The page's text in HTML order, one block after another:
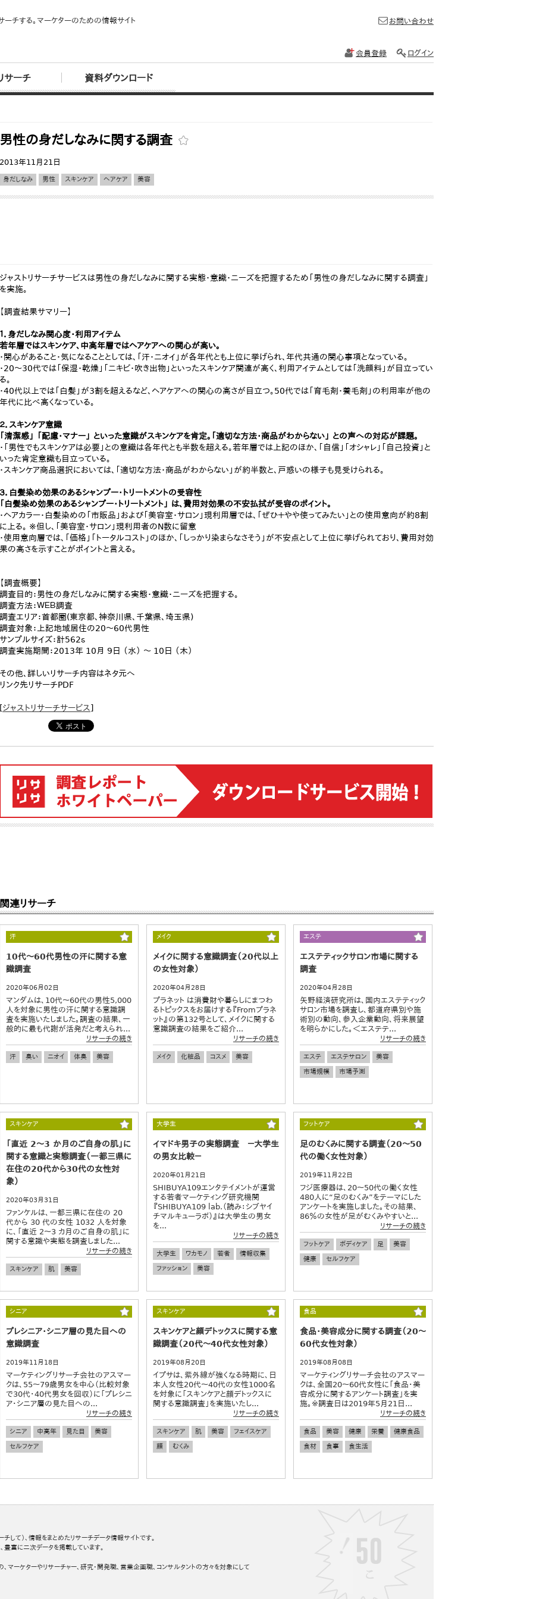
ーチする。マーケターのための情報サイト
サーチ 資料ダウンロード
お問い合わせ
会員登録 ログイン
男性の身だしなみに関する調査
2013年11月21日
身だしなみ 男性 スキンケア ヘアケア 美容
ジャストリサーチサービスは男性の身だしなみに関する実態・意識・ニーズを把握するため「男性の身だしなみに関する調査」
を実施。
【調査結果サマリー】
１．身だしなみ関心度・利用アイテム
若年層ではスキンケア、中高年層ではヘアケアへの関心が高い。
・関心があること・気になることとしては、「汗・ニオイ」が各年代とも上位に挙げられ、年代共通の関心事項となっている。
・20～30代では「保湿・乾燥」「ニキビ・吹き出物」といったスキンケア関連が高く、利用アイテムとしては「洗顔料」が目立ってい
る。
・40代以上では「白髪」が3割を超えるなど、ヘアケアへの関心の高さが目立つ。50代では「育毛剤・養毛剤」の利用率が他の
年代に比べ高くなっている。
２．スキンケア意識
「清潔感」 「配慮・マナー」 といった意識がスキンケアを肯定。「適切な方法・商品がわからない」 との声への対応が課題。
・「男性でもスキンケアは必要」との意識は各年代とも半数を超える。若年層では上記のほか、「自信」「オシャレ」「自己投資」と
いった肯定意識も目立っている。
・スキンケア商品選択においては、「適切な方法・商品がわからない」が約半数と、戸惑いの様子も見受けられる。
３．白髪染め効果のあるシャンプー・トリートメントの受容性
「白髪染め効果のあるシャンプー・トリートメント」 は、費用対効果の不安払拭が受容のポイント。
・ヘアカラー・白髪染めの「市販品」および「美容室・サロン」現利用層では、「ぜひ＋やや使ってみたい」との使用意向が約8割
に上る。 ※但し、「美容室・サロン」現利用者のN数に留意
・使用意向層では、「価格」「トータルコスト」のほか、「しっかり染まらなさそう」が不安点として上位に挙げられており、費用対効
果の高さを示すことがポイントと言える。
【調査概要】
調査目的：男性の身だしなみに関する実態・意識・ニーズを把握する。
調査方法：ＷＥＢ調査
調査エリア：首都圏(東京都、神奈川県、千葉県、埼玉県)
調査対象：上記地域居住の20～60代男性
サンプルサイズ：計562ｓ
調査実施期間：2013年 10月 9日 （水） ～ 10日 （木）
その他、詳しいリサーチ内容はネタ元へ
リンク先リサーチPDF
[ジャストリサーチサービス]
関連リサーチ
汗
10代～60代男性の汗に関する意
識調査
2020年06月02日
マンダムは、10代～60代の男性5,000
人を対象に男性の汗に関する意識調
査を実施いたしました。調査の結果、一
般的に最も代謝が活発だと考えられ...
リサーチの続き
汗 臭い ニオイ 体臭 美容
メイク
メイクに関する意識調査（20代以上
の女性対象）
2020年04月28日
プラネット は消費財や暮らしにまつわ
るトピックスをお届けする『Fromプラネ
ット』の第132号として、メイクに関する
意識調査の結果をご紹介...
リサーチの続き
メイク 化粧品 コスメ 美容
エステ
エステティックサロン市場に関する
調査
2020年04月28日
矢野経済研究所は、国内エステティック
サロン市場を調査し、都道府県別や施
術別の動向、参入企業動向、将来展望
を明らかにした。＜エステテ...
リサーチの続き
エステ エステサロン
美容
市場規模
市場予測
スキンケア
「直近 2～3 か月のご自身の肌」に
関する意識と実態調査（一都三県に
在住の20代から30代の女性対
象）
2020年03月31日
ファンケルは、一都三県に在住の 20
代から 30 代の女性 1032 人を対象
に、「直近 2～3 カ月のご自身の肌」に
関する意識や実態を調査しました...
リサーチの続き
スキンケア 肌 美容
大学生
イマドキ男子の実態調査 －大学生
の男女比較－
2020年01月21日
SHIBUYA109エンタテイメントが運営
する若者マーケティング研究機関
『SHIBUYA109 lab.（読み：シブヤイ
チマルキューラボ）』は大学生の男女
を...
リサーチの続き
大学生 ワカモノ 若者
情報収集
ファッション
美容
フットケア
足のむくみに関する調査（20～50
代の働く女性対象）
2019年11月22日
フジ医療器は、20～50代の働く女性
480人に“足のむくみ”をテーマにした
アンケートを実施しました。その結果、
86％の女性が足がむくみやすいと...
リサーチの続き
フットケア ボディケア 足
美容
健康
セルフケア
シニア
プレシニア・シニア層の見た目への
意識調査
2019年11月18日
マーケティングリサーチ会社のアスマー
クは、55～79歳男女を中心（比較対象
で30代・40代男女を回収）に「プレシニ
ア・シニア層の見た目への...
リサーチの続き
シニア 中高年 見た目
美容
セルフケア
スキンケア
スキンケアと顔デトックスに関する意
識調査（20代～40代女性対象）
2019年08月20日
イプサは、紫外線が強くなる時期に、日
本人女性20代～40代の女性1000名
を対象に「スキンケアと顔デトックスに
関する意識調査」を実施いたし...
リサーチの続き
スキンケア 肌 美容
フェイスケア
顔
むくみ
食品
食品・美容成分に関する調査（20～
60代女性対象）
2019年08月08日
マーケティングリサーチ会社のアスマー
クは、全国20～60代女性に「食品・美
容成分に関するアンケート調査」を実
施。※調査日は2019年5月21日...
リサーチの続き
食品 美容 健康 栄養
健康食品
食材
食事 食生活
して）、情報をまとめたリサーチデータ情報サイトです。
富に二次データを掲載しています。
マーケターやリサーチャー、研究・開発職、営業企画職、コンサルタントの方々を対象にして